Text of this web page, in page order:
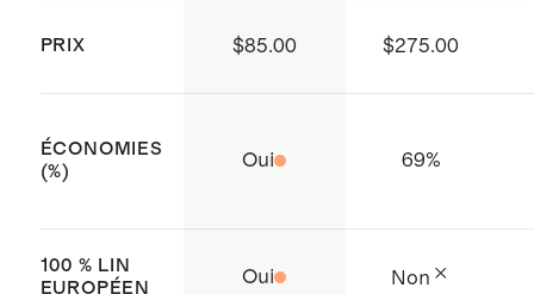
Ce matériau est certifié par la
226317), garantissant l'absence de
PRIX $85.00 $275.00
ÉCONOMIES
(%)
Oui 69%
100 % LIN
EUROPÉEN
Oui Non